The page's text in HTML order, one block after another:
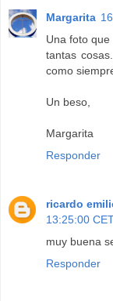
Margarita
Una foto
tantas
como
Un beso,
Margarita
Responder
ricardo
13:25:00
muy buena
Responder